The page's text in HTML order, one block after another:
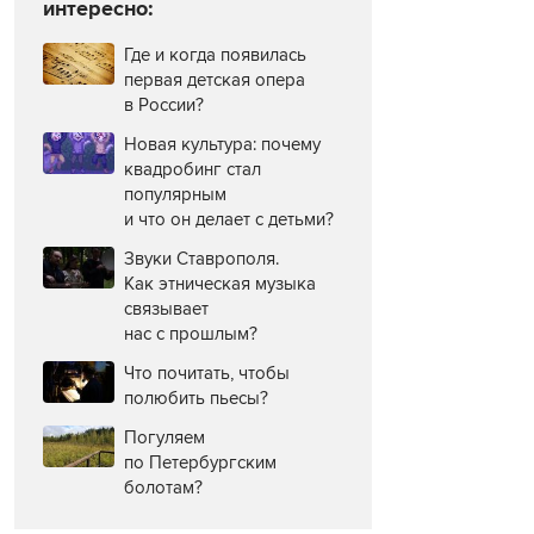
интересно:
Где и когда появилась
первая детская опера
в России?
Новая культура: почему
квадробинг стал
популярным
и что он делает с детьми?
Звуки Ставрополя.
Как этническая музыка
связывает
нас с прошлым?
Что почитать, чтобы
полюбить пьесы?
Погуляем
по Петербургским
болотам?